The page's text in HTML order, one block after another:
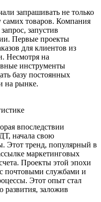
запрашивать не только
самих товаров. Компания
запустив
Первые проекты
для клиентов из
Несмотря на
инструменты
базу постоянных
на рынке.
впоследствии
начала свою
Этот тренд, популярный в
маркетинговых
Проекты этой эпохи
почтовыми службами и
Этот опыт стал
развития, заложив